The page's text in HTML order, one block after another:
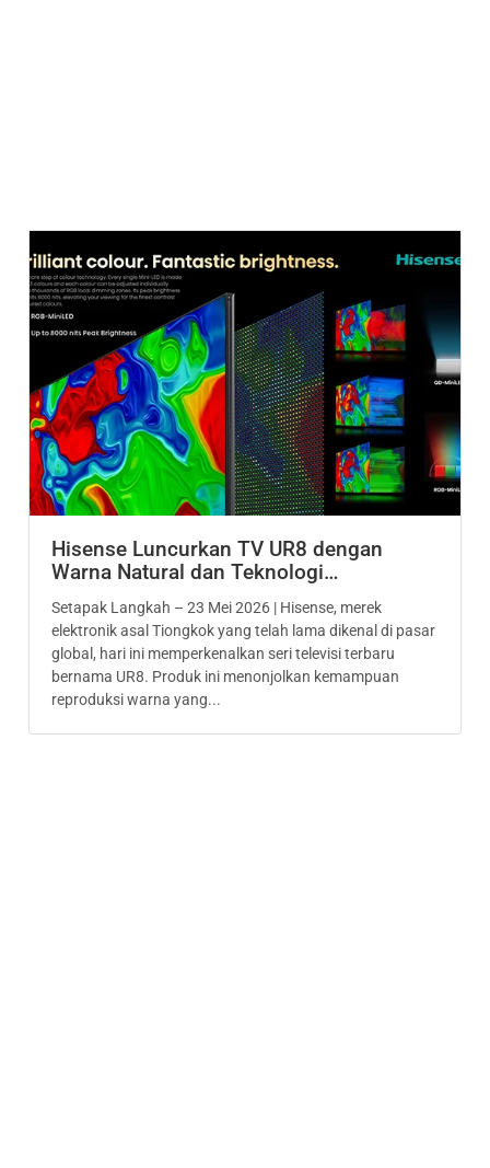
Hisense Luncurkan TV UR8 dengan
Warna Natural dan Teknologi…
Setapak Langkah – 23 Mei 2026 | Hisense, merek
elektronik asal Tiongkok yang telah lama dikenal di pasar
global, hari ini memperkenalkan seri televisi terbaru
bernama UR8. Produk ini menonjolkan kemampuan
reproduksi warna yang...